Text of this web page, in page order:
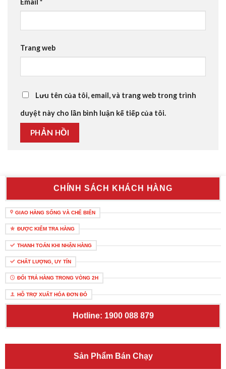
Email *
Trang web
Lưu tên của tôi, email, và trang web trong trình
duyệt này cho lần bình luận kế tiếp của tôi.
CHÍNH SÁCH KHÁCH HÀNG
GIAO HÀNG SỐNG VÀ CHẾ BIẾN
ĐƯỢC KIỂM TRA HÀNG
THANH TOÁN KHI NHẬN HÀNG
CHẤT LƯỢNG, UY TÍN
ĐỔI TRẢ HÀNG TRONG VÒNG 2H
HỖ TRỢ XUẤT HÓA ĐƠN ĐỎ
Hotline: 1900 088 879
Sản Phẩm Bán Chạy